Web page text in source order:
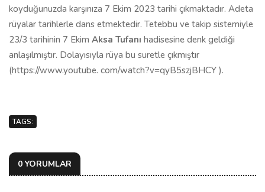
koyduğunuzda karşınıza 7 Ekim 2023 tarihi çıkmaktadır. Adeta
rüyalar tarihlerle dans etmektedir. Tetebbu ve takip sistemiyle
23/3 tarihinin 7 Ekim Aksa Tufanı hadisesine denk geldiği
anlaşılmıştır. Dolayısıyla rüya bu suretle çıkmıştır
(https://www.youtube. com/watch?v=qyB5szjBHCY ).
TAGS:
0 YORUMLAR